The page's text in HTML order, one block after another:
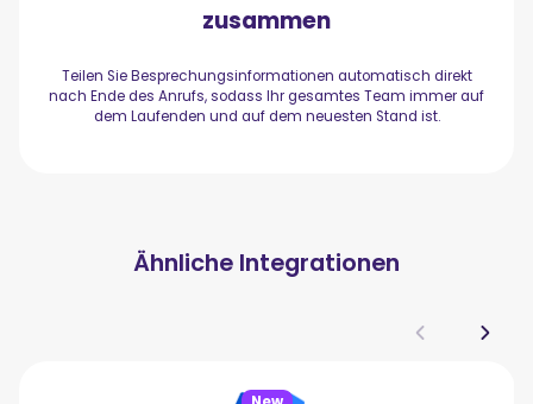
zusammen
Teilen Sie Besprechungsinformationen automatisch direkt
nach Ende des Anrufs, sodass Ihr gesamtes Team immer auf
dem Laufenden und auf dem neuesten Stand ist.
Ähnliche Integrationen